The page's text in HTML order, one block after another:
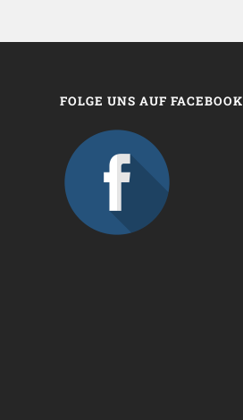
FOLGE UNS AUF FACEBOOK